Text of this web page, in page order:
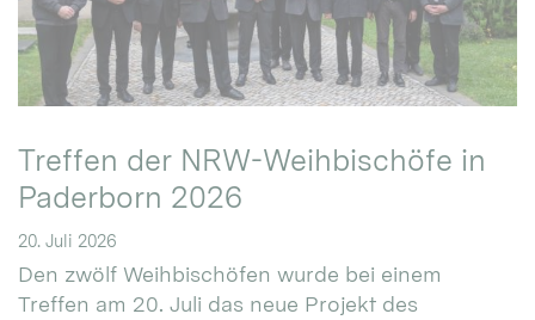
Treffen der NRW-Weihbischöfe in
Paderborn 2026
20. Juli 2026
Den zwölf Weihbischöfen wurde bei einem
Treffen am 20. Juli das neue Projekt des